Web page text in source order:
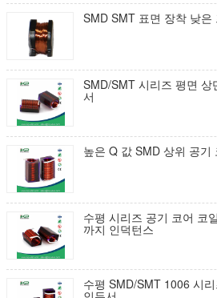
SMD SMT 표면 장착 낮은
SMD/SMT 시리즈 평면
서
높은 Q 값 SMD 상위 공기
수평 시리즈 공기 코어 코
까지 인덕턴스
수평 SMD/SMT 1006 시